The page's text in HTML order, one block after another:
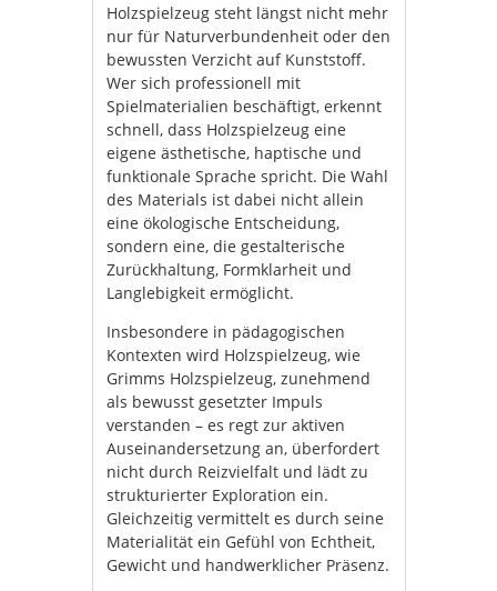
Holzspielzeug steht längst nicht mehr
nur für Naturverbundenheit oder den
bewussten Verzicht auf Kunststoff.
Wer sich professionell mit
Spielmaterialien beschäftigt, erkennt
schnell, dass Holzspielzeug eine
eigene ästhetische, haptische und
funktionale Sprache spricht. Die Wahl
des Materials ist dabei nicht allein
eine ökologische Entscheidung,
sondern eine, die gestalterische
Zurückhaltung, Formklarheit und
Langlebigkeit ermöglicht.
Insbesondere in pädagogischen
Kontexten wird Holzspielzeug, wie
Grimms Holzspielzeug, zunehmend
als bewusst gesetzter Impuls
verstanden – es regt zur aktiven
Auseinandersetzung an, überfordert
nicht durch Reizvielfalt und lädt zu
strukturierter Exploration ein.
Gleichzeitig vermittelt es durch seine
Materialität ein Gefühl von Echtheit,
Gewicht und handwerklicher Präsenz.